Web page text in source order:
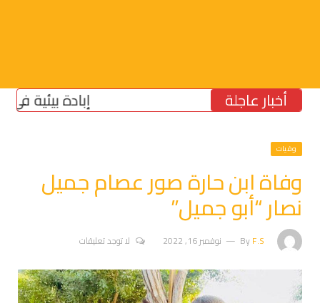
أخبار عاجلة إبادة بيئية في
وفيات
وفاة ابن حارة صور عصام جميل
نصار “أبو جميل”
ByF.S نوفمبر 16, 2022 لا توجد تعليقات